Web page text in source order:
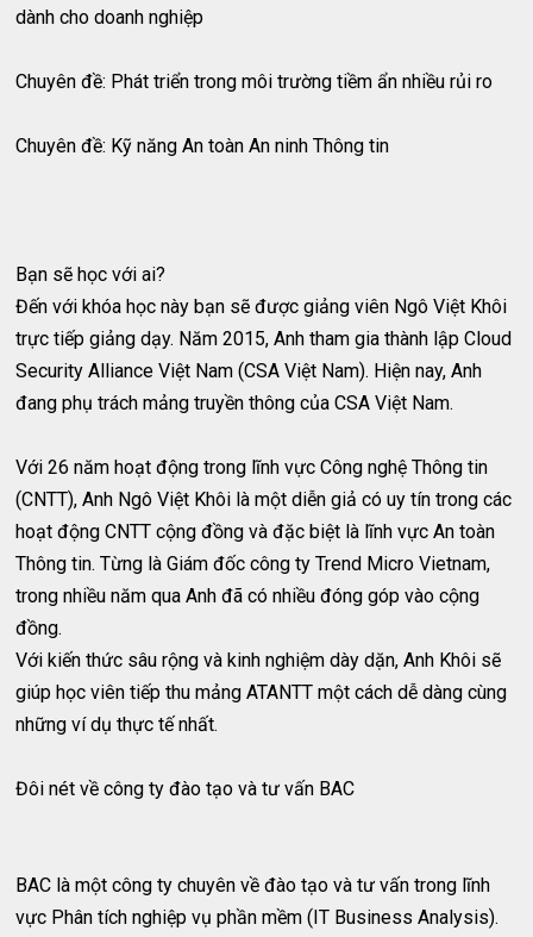
dành cho doanh nghiệp
Chuyên đề: Phát triển trong môi trường tiềm ẩn nhiều rủi ro
Chuyên đề: Kỹ năng An toàn An ninh Thông tin
Bạn sẽ học với ai?
Đến với khóa học này bạn sẽ được giảng viên Ngô Việt Khôi
trực tiếp giảng dạy. Năm 2015, Anh tham gia thành lập Cloud
Security Alliance Việt Nam (CSA Việt Nam). Hiện nay, Anh
đang phụ trách mảng truyền thông của CSA Việt Nam.
Với 26 năm hoạt động trong lĩnh vực Công nghệ Thông tin
(CNTT), Anh Ngô Việt Khôi là một diễn giả có uy tín trong các
hoạt động CNTT cộng đồng và đặc biệt là lĩnh vực An toàn
Thông tin. Từng là Giám đốc công ty Trend Micro Vietnam,
trong nhiều năm qua Anh đã có nhiều đóng góp vào cộng
đồng.
Với kiến thức sâu rộng và kinh nghiệm dày dặn, Anh Khôi sẽ
giúp học viên tiếp thu mảng ATANTT một cách dễ dàng cùng
những ví dụ thực tế nhất.
Đôi nét về công ty đào tạo và tư vấn BAC
BAC là một công ty chuyên về đào tạo và tư vấn trong lĩnh
vực Phân tích nghiệp vụ phần mềm (IT Business Analysis).